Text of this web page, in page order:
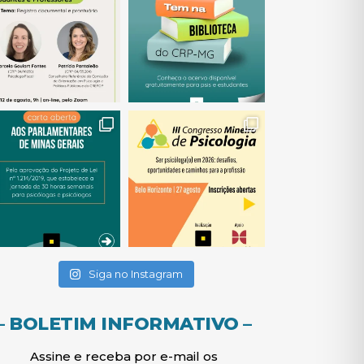
(abre em nova janela) (abre em nova janela)
Siga no Instagram(abre em nova janela)
BOLETIM INFORMATIVO –
Assine e receba por e-mail os